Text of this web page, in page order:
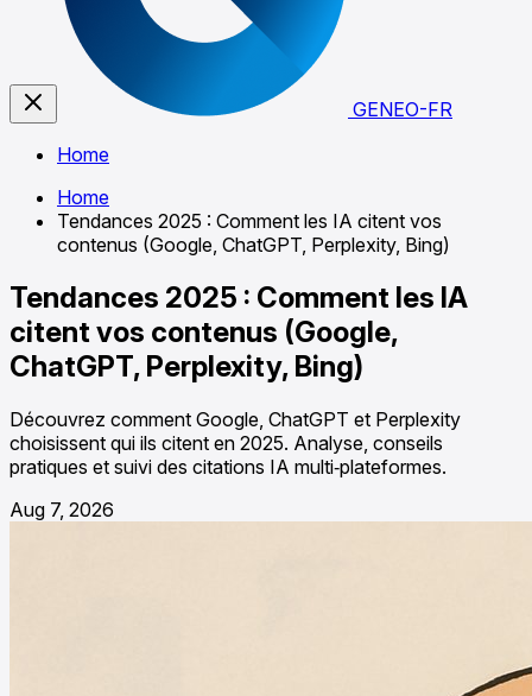
GENEO-FR
Home
Home
Tendances 2025 : Comment les IA citent vos
contenus (Google, ChatGPT, Perplexity, Bing)
Tendances 2025 : Comment les IA
citent vos contenus (Google,
ChatGPT, Perplexity, Bing)
Découvrez comment Google, ChatGPT et Perplexity
choisissent qui ils citent en 2025. Analyse, conseils
pratiques et suivi des citations IA multi‑plateformes.
Aug 7, 2026